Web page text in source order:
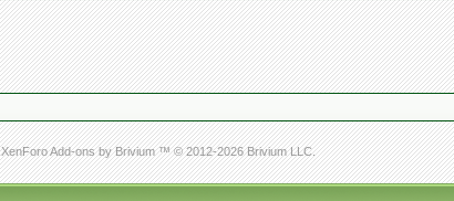
XenForo Add-ons by Brivium ™ © 2012-2026 Brivium LLC.